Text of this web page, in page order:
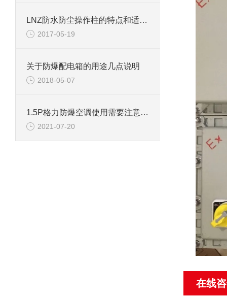
LNZ防水防尘操作柱的特点和适用范围
2017-05-19
关于防爆配电箱的用途几点说明
2018-05-07
1.5P格力防爆空调使用需要注意什么吗？
2021-07-20
在线